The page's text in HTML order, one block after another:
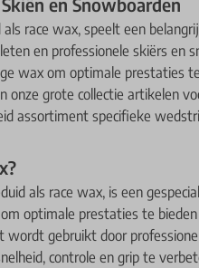
race wax, speelt een
en professionele skiërs en
wax om optimale prestaties
onze grote collectie artikelen
assortiment specifieke
als race wax, is een
optimale prestaties te
gebruikt door
controle en grip te